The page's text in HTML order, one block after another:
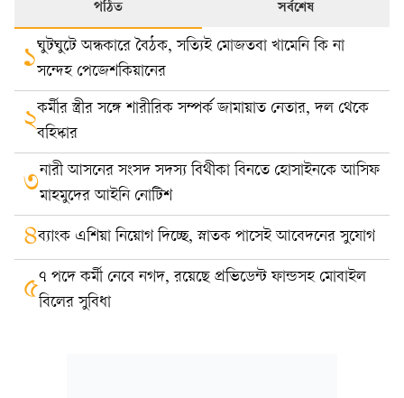
পঠিত সর্বশেষ
১ঘুটঘুটে অন্ধকারে বৈঠক, সত্যিই মোজতবা খামেনি কি না
সন্দেহ পেজেশকিয়ানের
২কর্মীর স্ত্রীর সঙ্গে শারীরিক সম্পর্ক জামায়াত নেতার, দল থেকে
বহিষ্কার
৩নারী আসনের সংসদ সদস্য বিথীকা বিনতে হোসাইনকে আসিফ
মাহমুদের আইনি নোটিশ
৪ব্যাংক এশিয়া নিয়োগ দিচ্ছে, স্নাতক পাসেই আবেদনের সুযোগ
৫৭ পদে কর্মী নেবে নগদ, রয়েছে প্রভিডেন্ট ফান্ডসহ মোবাইল
বিলের সুবিধা